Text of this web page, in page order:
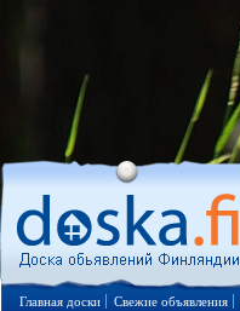
Главная доски Свежие объявления